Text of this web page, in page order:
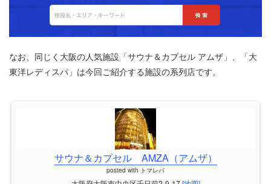
なお、同じく大阪の人気施設「サウナ＆カプセル アムザ」、「大
東洋レディスパ」は今回ご紹介する施設の系列店です。
サウナ＆カプセル AMZA（アムザ）
posted with トマレバ